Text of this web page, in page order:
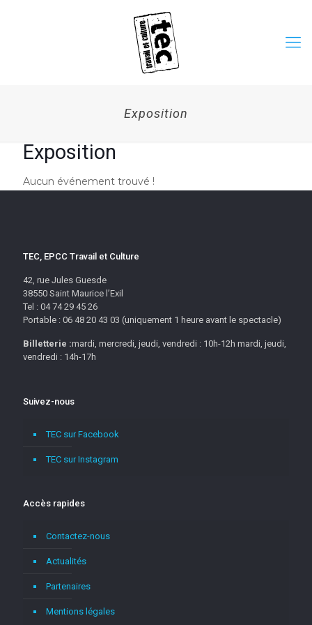
Exposition
Exposition
Aucun événement trouvé !
TEC, EPCC Travail et Culture
42, rue Jules Guesde
38550 Saint Maurice l’Exil
Tel : 04 74 29 45 26
Portable : 06 48 20 43 03 (uniquement 1 heure avant le spectacle)
Billetterie :mardi, mercredi, jeudi, vendredi : 10h-12h mardi, jeudi,
vendredi : 14h-17h
Suivez-nous
TEC sur Facebook
TEC sur Instagram
Accès rapides
Contactez-nous
Actualités
Partenaires
Mentions légales